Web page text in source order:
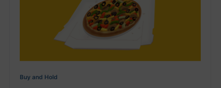
Buy and Hold